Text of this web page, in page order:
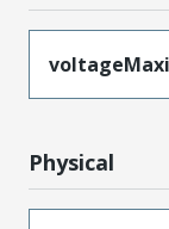
Physical